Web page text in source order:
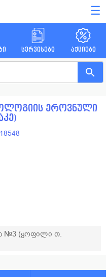
☰
სერვისები აქციები
ეროვნული
18548
№3 (ყოფილი თ.